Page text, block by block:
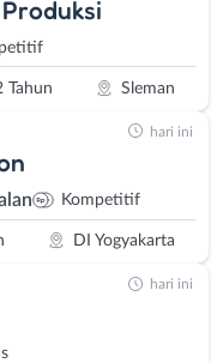
Tahun Sleman
Kompetitif
DI Yogyakarta
hari ini
hari ini